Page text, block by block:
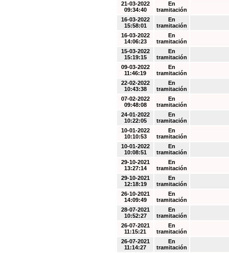
21-03-2022
09:34:40
En
tramitación
16-03-2022
15:58:01
En
tramitación
16-03-2022
14:06:23
En
tramitación
15-03-2022
15:19:15
En
tramitación
09-03-2022
11:46:19
En
tramitación
22-02-2022
10:43:38
En
tramitación
07-02-2022
09:48:08
En
tramitación
24-01-2022
10:22:05
En
tramitación
10-01-2022
10:10:53
En
tramitación
10-01-2022
10:08:51
En
tramitación
29-10-2021
13:27:14
En
tramitación
29-10-2021
12:18:19
En
tramitación
26-10-2021
14:09:49
En
tramitación
28-07-2021
10:52:27
En
tramitación
26-07-2021
11:15:21
En
tramitación
26-07-2021
11:14:27
En
tramitación